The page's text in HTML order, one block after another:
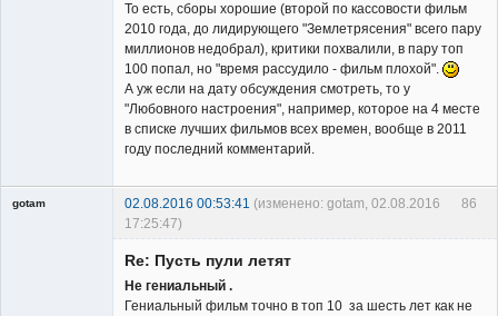
То есть, сборы хорошие (второй по кассовости фильм
2010 года, до лидирующего "Землетрясения" всего пару
миллионов недобрал), критики похвалили, в пару топ
100 попал, но "время рассудило - фильм плохой".
А уж если на дату обсуждения смотреть, то у
"Любовного настроения", например, которое на 4 месте
в списке лучших фильмов всех времен, вообще в 2011
году последний комментарий.
86
gotam 02.08.2016 00:53:41 (изменено: gotam, 02.08.2016
17:25:47)
Re: Пусть пули летят
Не гениальный .
Гениальный фильм точно в топ 10 за шесть лет как не